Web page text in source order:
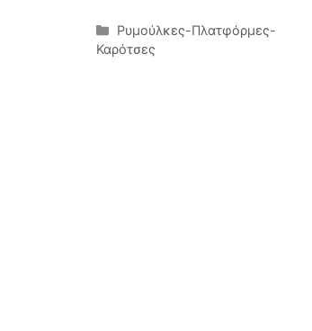
Κατηγορίες
Ρυμούλκες-Πλατφόρμες-
Καρότσες